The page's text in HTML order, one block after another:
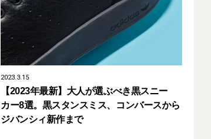
2023.3.15
【2023年最新】大人が選ぶべき黒スニー
カー8選。黒スタンスミス、コンバースから
ジバンシィ新作まで